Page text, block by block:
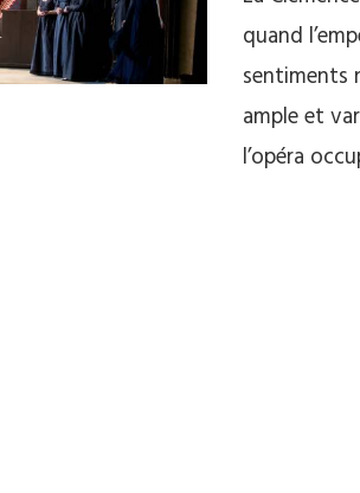
quand
sentiments
ample et
l’opéra